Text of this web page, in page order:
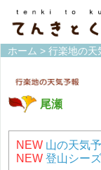
ホーム > 行楽地の天
尾瀬
NEW 山の天気
NEW 登山シー